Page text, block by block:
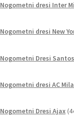
Nogometni dresi Inter
Nogometni dresi New
Nogometni Dresi Santos
Nogometni dresi AC
Nogometni Dresi Ajax